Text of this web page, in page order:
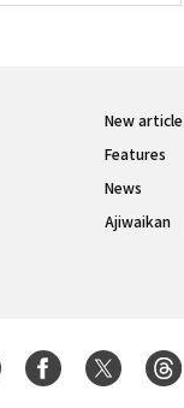
New article
Features
News
Ajiwaikan